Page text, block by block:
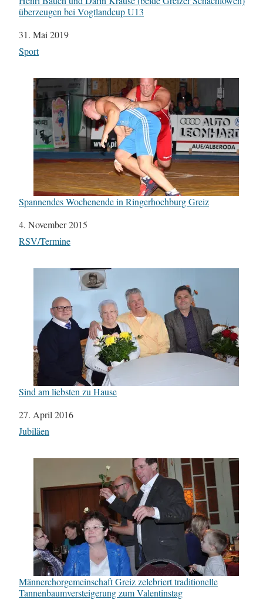
überzeugen bei Vogtlandcup U13
Datum
31. Mai 2019
In Bezug auf
Sport
Spannendes Wochenende in Ringerhochburg Greiz
Datum
4. November 2015
In Bezug auf
RSV/Termine
Sind am liebsten zu Hause
Datum
27. April 2016
In Bezug auf
Jubiläen
Männerchorgemeinschaft Greiz zelebriert traditionelle
Tannenbaumversteigerung zum Valentinstag